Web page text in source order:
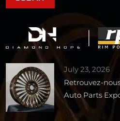
July 23, 2026
Retrouvez-
Auto Parts